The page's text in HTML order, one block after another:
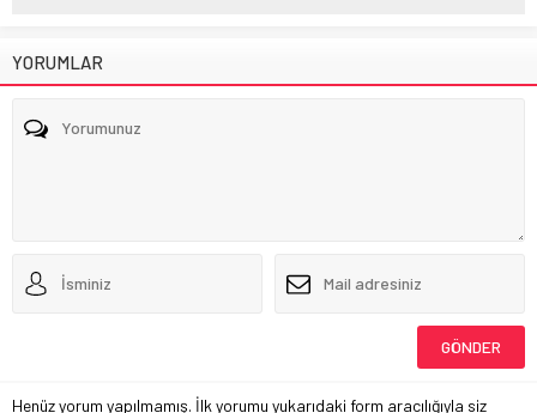
YORUMLAR
Henüz yorum yapılmamış. İlk yorumu yukarıdaki form aracılığıyla siz